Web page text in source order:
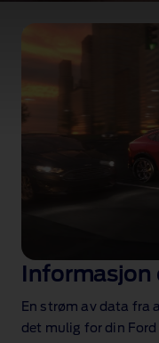
På veien
Sanntidsdata og
En strøm av data fra
det mulig for din